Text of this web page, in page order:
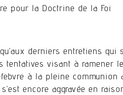
pour la Doctrine de la Foi
derniers entretiens qui
tentatives visant à ramener
à la pleine communion
encore aggravée en